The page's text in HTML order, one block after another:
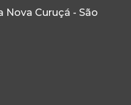
Nova Curuçá - São